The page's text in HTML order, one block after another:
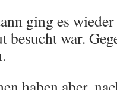
ging es wieder
besucht war.